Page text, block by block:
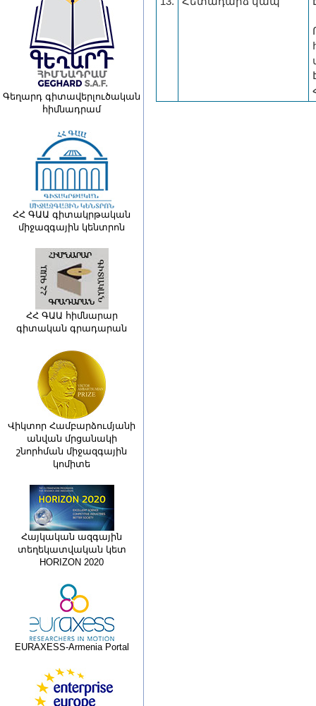
Գեղարդ գիտավերլուծական
հիմնադրամ
ՀՀ ԳԱԱ գիտակրթական
միջազգային կենտրոն
ՀՀ ԳԱԱ հիմնարար
գիտական գրադարան
Վիկտոր Համբարձումյանի
անվան մրցանակի
շնորհման միջազգային
կոմիտե
Հայկական ազգային
տեղեկատվական կետ
HORIZON 2020
EURAXESS-Armenia Portal